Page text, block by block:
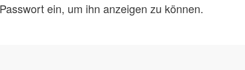
ein, um ihn anzeigen zu können.